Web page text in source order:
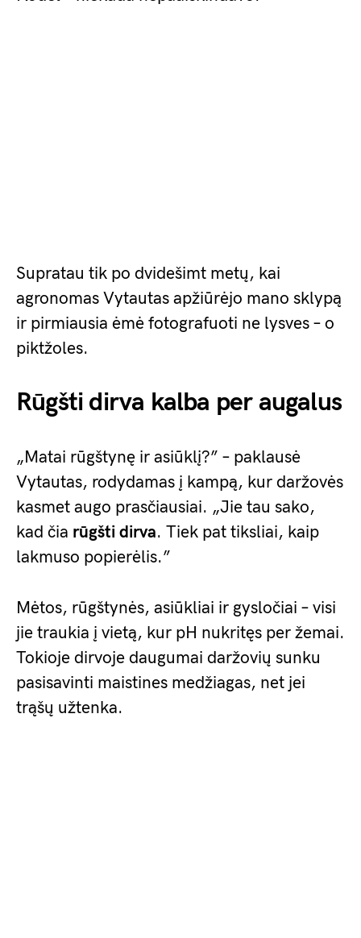
Supratau tik po dvidešimt metų, kai
agronomas Vytautas apžiūrėjo mano sklypą
ir pirmiausia ėmė fotografuoti ne lysves – o
piktžoles.
Rūgšti dirva kalba per augalus
„Matai rūgštynę ir asiūklį?” – paklausė
Vytautas, rodydamas į kampą, kur daržovės
kasmet augo prasčiausiai. „Jie tau sako,
kad čia rūgšti dirva. Tiek pat tiksliai, kaip
lakmuso popierėlis.”
Mėtos, rūgštynės, asiūkliai ir gysločiai – visi
jie traukia į vietą, kur pH nukritęs per žemai.
Tokioje dirvoje daugumai daržovių sunku
pasisavinti maistines medžiagas, net jei
trąšų užtenka.